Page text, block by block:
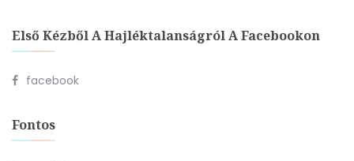
Első Kézből A Hajléktalanságról A Facebookon
facebook
Fontos